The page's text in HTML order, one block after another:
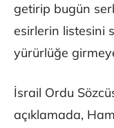
getirip bugün
esirlerin listesini
yürürlüğe
İsrail Ordu
açıklamada,